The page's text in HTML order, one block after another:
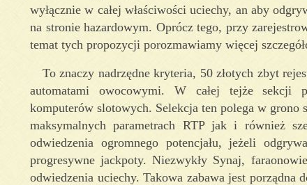
wyłącznie w całej właściwości uciechy, an aby
na stronie hazardowym. Oprócz tego, przy
temat tych propozycji porozmawiamy więcej
To znaczy nadrzędne kryteria, 50 złotych zbyt
automatami owocowymi. W całej tejże sekcji
komputerów slotowych. Selekcja ten polega w grono
maksymalnych parametrach RTP jak i również
odwiedzenia ogromnego potencjału, jeżeli
progresywne jackpoty. Niezwykły Synaj,
odwiedzenia uciechy. Takowa zabawa jest